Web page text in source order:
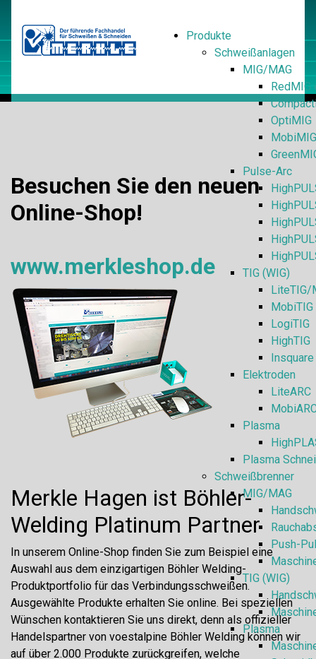
Produkte
Schweißanlagen
MIG/MAG
RedMIG
OptiMIG
MobiMIG
Pulse-Arc
TIG (WIG)
LiteTIG/
LogiTIG
HighTIG
Insquare
Elektroden
LiteARC
Plasma
Plasma
Schweißbrenner
MIG/MAG
Push-
TIG (WIG)
Plasma
Besuchen Sie den neuen
Online-Shop!
www.merkleshop.de
Merkle Hagen ist Böhler-
Welding Platinum Partner
In unserem Online-Shop finden Sie zum Beispiel eine
Auswahl aus dem einzigartigen Böhler Welding-
Produktportfolio für das Verbindungsschweißen.
Ausgewählte Produkte erhalten Sie online. Bei speziellen
Wünschen kontaktieren Sie uns direkt, denn als offizieller
Handelspartner von voestalpine Böhler Welding können wir
auf über 2.000 Produkte zurückgreifen, welche